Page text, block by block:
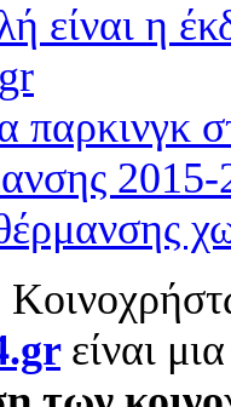
είναι η
παρκινγκ
2015-
είναι